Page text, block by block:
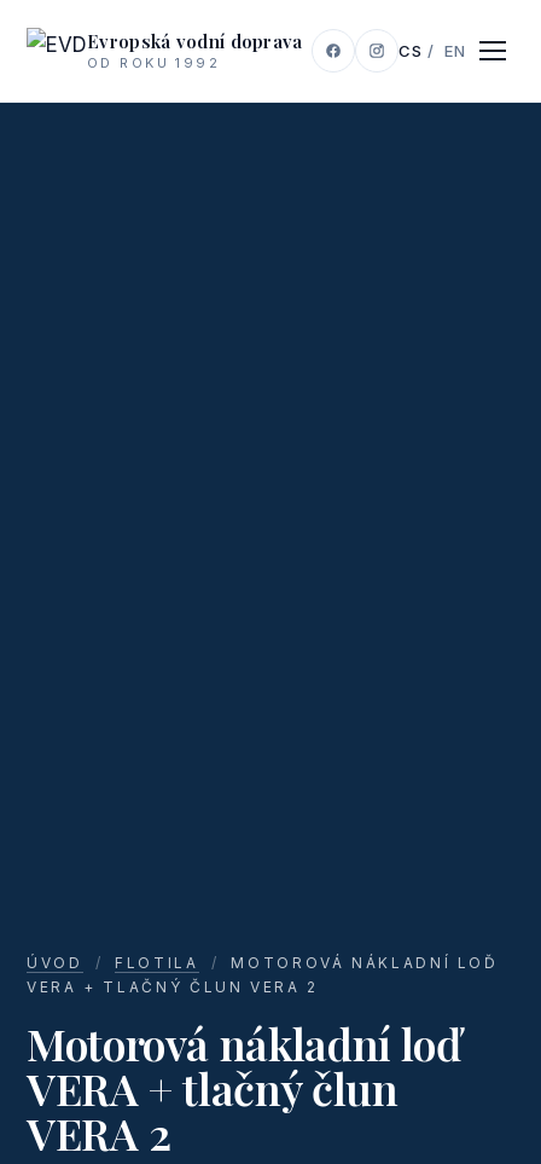
Evropská vodní doprava
OD ROKU 1992
CS / EN
ÚVOD / FLOTILA /
MOTOROVÁ NÁKLADNÍ LOĎ
VERA + TLAČNÝ ČLUN VERA 2
Motorová nákladní loď
VERA + tlačný člun
VERA 2